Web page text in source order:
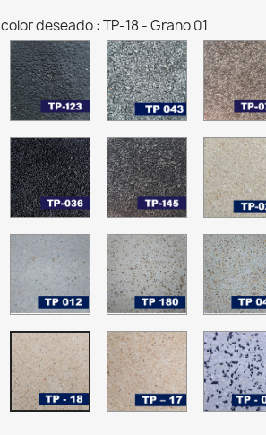
deseado : TP-18 - Grano 01
TP-
123
Terrazo
Negro
Absoluto
30
-
Grano
01
TP-
043
Terrazo
Gris
Pewter
TP-
036
Terrazo
Negro
Natural
TP-
145
Terrazo
Gris
Pepper
TP-
Terrazo
Blanco
Menta
-
Grano
TP-
180
Terrazo
Crema
Aurora
-
Grano
01
TP-
18
-
Grano
01
TP-
-
Grano
01